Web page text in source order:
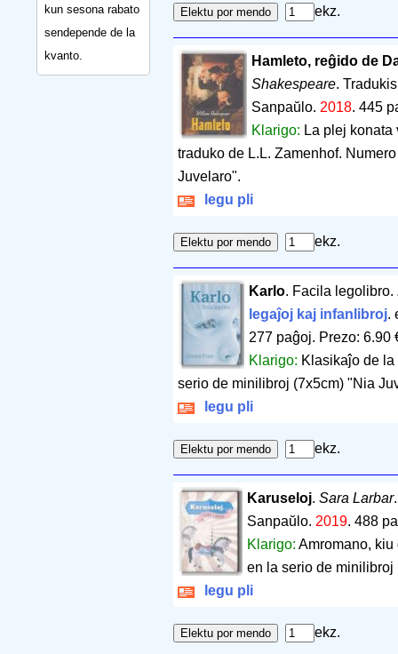
kun sesona rabato
sendepende de la
kvanto.
ekz.
Hamleto, reĝido de
Shakespeare.
Sanpaŭlo. 2018.445
Klarigo: La plej
traduko de L.L. Zamenhof.
Juvelaro".
legu pli
ekz.
Karlo. Facila legolibro.
legaĵoj kaj infanlibroj.
277 paĝoj. Prezo: 6.90
Klarigo: Klasikaĵo de
serio de minilibroj (7x5cm) "Nia
legu pli
ekz.
Karuseloj. Sara Larbar
Sanpaŭlo. 2019. 488
Klarigo: Amromano,
en la serio de
legu pli
ekz.